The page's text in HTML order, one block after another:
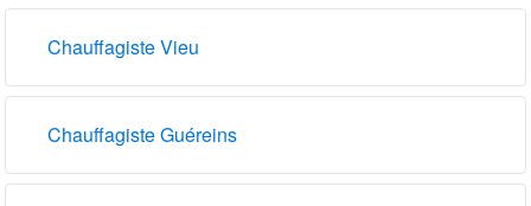
Chauffagiste Vieu
Chauffagiste Guéreins